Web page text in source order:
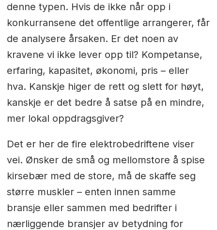
denne typen. Hvis de ikke når opp i
konkurransene det offentlige arrangerer, får
de analysere årsaken. Er det noen av
kravene vi ikke lever opp til? Kompetanse,
erfaring, kapasitet, økonomi, pris – eller
hva. Kanskje higer de rett og slett for høyt,
kanskje er det bedre å satse på en mindre,
mer lokal oppdragsgiver?
Det er her de fire elektrobedriftene viser
vei. Ønsker de små og mellomstore å spise
kirsebær med de store, må de skaffe seg
større muskler – enten innen samme
bransje eller sammen med bedrifter i
nærliggende bransjer av betydning for